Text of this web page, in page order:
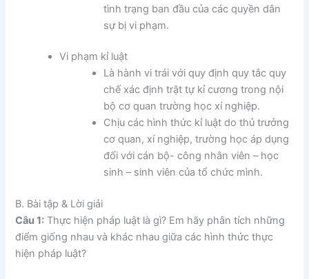
tình trạng ban đầu của các quyền dân
sự bị vi phạm.
Vi phạm kỉ luật
Là hành vi trái với quy định quy tắc quy
chế xác định trật tự kỉ cương trong nội
bộ cơ quan trường học xí nghiệp.
Chịu các hình thức kỉ luật do thủ trưởng
cơ quan, xí nghiệp, trường học áp dụng
đối với cán bộ- công nhân viên – học
sinh – sinh viên của tổ chức mình.
B. Bài tập & Lời giải
Câu 1: Thực hiện pháp luật là gì? Em hãy phân tích những
điểm giống nhau và khác nhau giữa các hình thức thực
hiện pháp luật?